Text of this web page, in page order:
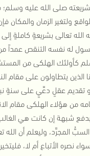
صلى الله عليه وسلم؛
ولتغير الزمان والمكان
تعالى بشريعةٍ كاملةٍ إلى
له نفسه التنقص عمداً
كأولئك الهلكى من
الذين يتطاولون على مقام
تقديم عقلٍ دعِّيٍ على سنةٍ
من هؤلاء الهلكى مقام
شبهة إن كانت هي
المجرَّد، وليعلم أن الله
نصره الأتباع أم لا،